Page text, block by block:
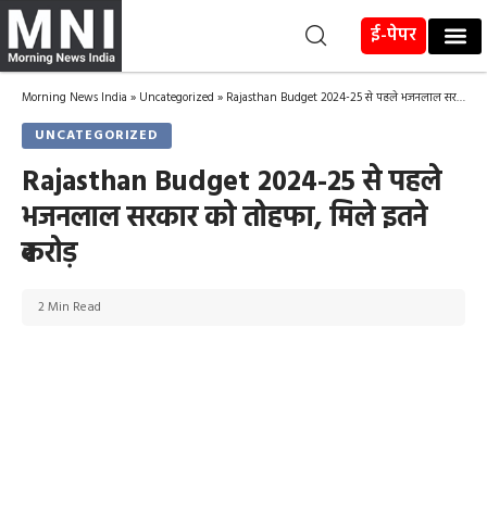
ई-पेपर
Morning News India » Uncategorized » Rajasthan Budget 2024-25 से पहले भजनलाल सरकार को तोहफा, मिले इतने ₹करोड़
UNCATEGORIZED
Rajasthan Budget 2024-25 से पहले
भजनलाल सरकार को तोहफा, मिले इतने
₹करोड़
2 Min Read